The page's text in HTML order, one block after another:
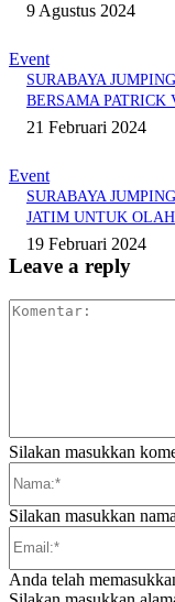
9 Agustus 2024
Event
SURABAYA
BERSAMA PATRICK
21 Februari 2024
Event
SURABAYA
JATIM UNTUK
19 Februari 2024
Leave a reply
Silakan masukkan
Silakan masukkan
Anda telah